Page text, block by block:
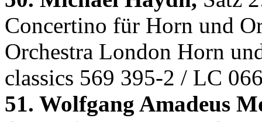
Concertino für Horn und
Orchestra London Horn
classics 569 395-2 / LC
51. Wolfgang Amadeus